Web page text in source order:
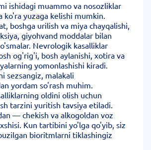
ishidagi muammo va nosozliklar
ko'ra yuzaga kelishi mumkin.
boshga urilish va miya chayqalishi,
giyohvand moddalar bilan
Nevrologik kasalliklar
og'rig'i, bosh aylanishi, xotira va
yomonlashishi kiradi.
sezsangiz, malakali
yordam so'rash muhim.
oldini olish uchun
tarzini yuritish tavsiya etiladi.
— chekish va alkogoldan voz
Kun tartibini yo'lga qo'yib, siz
bioritmlarni tiklashingiz